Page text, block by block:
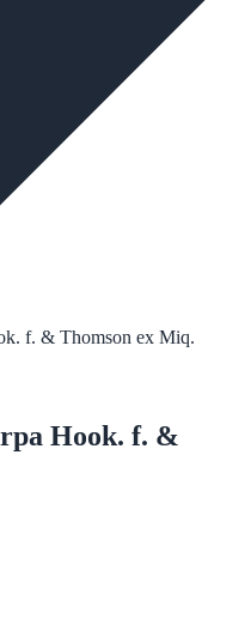
f. & Thomson ex Miq.
Hook. f. &